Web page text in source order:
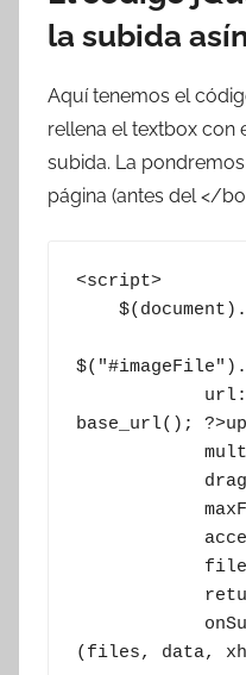
la subida
Aquí tenemos el
rellena el textbox con
subida. La
página (antes del </
<script>
base_url();
(files, data,